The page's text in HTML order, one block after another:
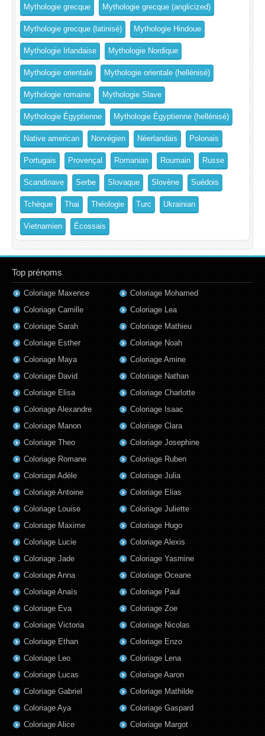
Mythologie grecque Mythologie grecque (anglicized)
Mythologie grecque (latinisé) Mythologie Hindoue
Mythologie Irlandaise Mythologie Nordique
Mythologie orientale Mythologie orientale (hellénisé)
Mythologie romaine Mythologie Slave
Mythologie Égyptienne Mythologie Égyptienne (hellénisé)
Native american Norvégien Néerlandais Polonais
Portugais Provençal Romanian Roumain Russe
Scandinave Serbe Slovaque Slovène Suédois
Tchèque Thai Théologie Turc Ukrainian
Vietnamien Écossais
Top prénoms
Coloriage Maxence
Coloriage Camille
Coloriage Sarah
Coloriage Esther
Coloriage Maya
Coloriage David
Coloriage Elisa
Coloriage Alexandre
Coloriage Manon
Coloriage Theo
Coloriage Romane
Coloriage Adèle
Coloriage Antoine
Coloriage Louise
Coloriage Maxime
Coloriage Lucie
Coloriage Jade
Coloriage Anna
Coloriage Anaïs
Coloriage Eva
Coloriage Victoria
Coloriage Ethan
Coloriage Leo
Coloriage Lucas
Coloriage Gabriel
Coloriage Aya
Coloriage Alice
Coloriage Mohamed
Coloriage Lea
Coloriage Mathieu
Coloriage Noah
Coloriage Amine
Coloriage Nathan
Coloriage Charlotte
Coloriage Isaac
Coloriage Clara
Coloriage Josephine
Coloriage Ruben
Coloriage Julia
Coloriage Elias
Coloriage Juliette
Coloriage Hugo
Coloriage Alexis
Coloriage Yasmine
Coloriage Oceane
Coloriage Paul
Coloriage Zoe
Coloriage Nicolas
Coloriage Enzo
Coloriage Lena
Coloriage Aaron
Coloriage Mathilde
Coloriage Gaspard
Coloriage Margot